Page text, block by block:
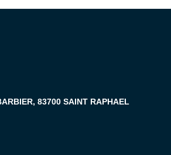
83700 SAINT RAPHAEL